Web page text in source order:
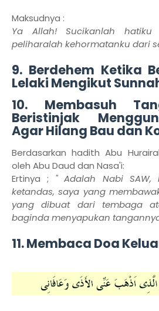
Maksudnya :
Ya Allah! Sucikanlah
peliharalah kehormatanku dari
9. Berdehem Ketika
Lelaki Mengikut
10. Membasuh
Beristinjak
Agar Hilang Bau dan
Berdasarkan hadith Abu
oleh Abu Daud dan Nasa'i:
Ertinya ; " Adalah Nabi
ketandas, saya yang
yang dibuat dari tembaga
baginda menyapukan
11. Membaca Doa